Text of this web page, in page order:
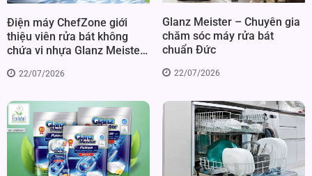
Điện máy ChefZone giới
thiệu viên rửa bát không
chứa vi nhựa Glanz Meister
22/07/2026
Glanz Meister – Chuyên gia
chăm sóc máy rửa bát
chuẩn Đức
22/07/2026